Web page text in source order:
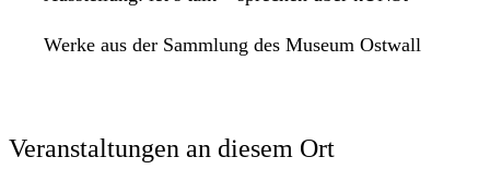
Werke aus der Sammlung des Museum Ostwall
Veranstaltungen an diesem Ort